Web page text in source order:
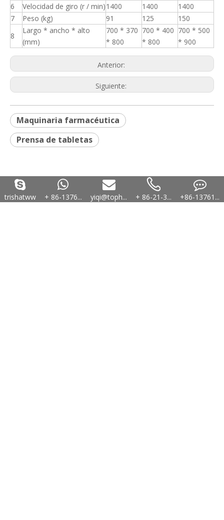
6
Velocidad de giro (r / min)1400 1400
1400
7
Peso (kg) 91 125
150
8
Largo * ancho * alto
(mm)
700 * 370
* 800
700 * 400
* 800
700 * 500
* 900
Anterior:
Siguiente:
Maquinaria farmacéutica
Prensa de tabletas
trishatww + 86-1376... yiqi@toph... + 86-21-3... +86-13761...